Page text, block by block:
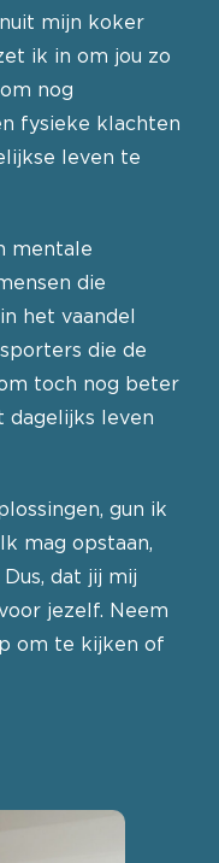
mijn koker
ik in om jou zo
nog
fysieke klachten
leven te
mentale
die
het vaandel
die de
toch nog beter
dagelijks leven
gun ik
mag opstaan,
dat jij mij
jezelf. Neem
om te kijken of